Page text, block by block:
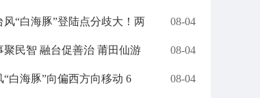
风“白海豚”登陆点分歧大！两 08-04
聚民智 融台促善治 莆田仙游 08-04
“白海豚”向偏西方向移动 6 08-04